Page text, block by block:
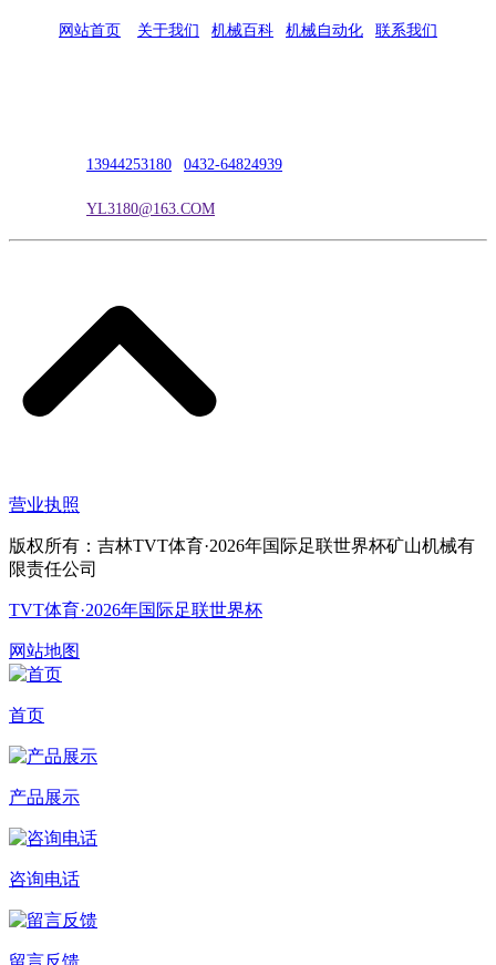
网站首页 关于我们 机械百科 机械自动化 联系我们
13944253180 0432-64824939
YL3180@163.COM
营业执照
版权所有：吉林TVT体育·2026年国际足联世界杯矿山机械有
限责任公司
TVT体育·2026年国际足联世界杯
网站地图
首页
产品展示
咨询电话
留言反馈